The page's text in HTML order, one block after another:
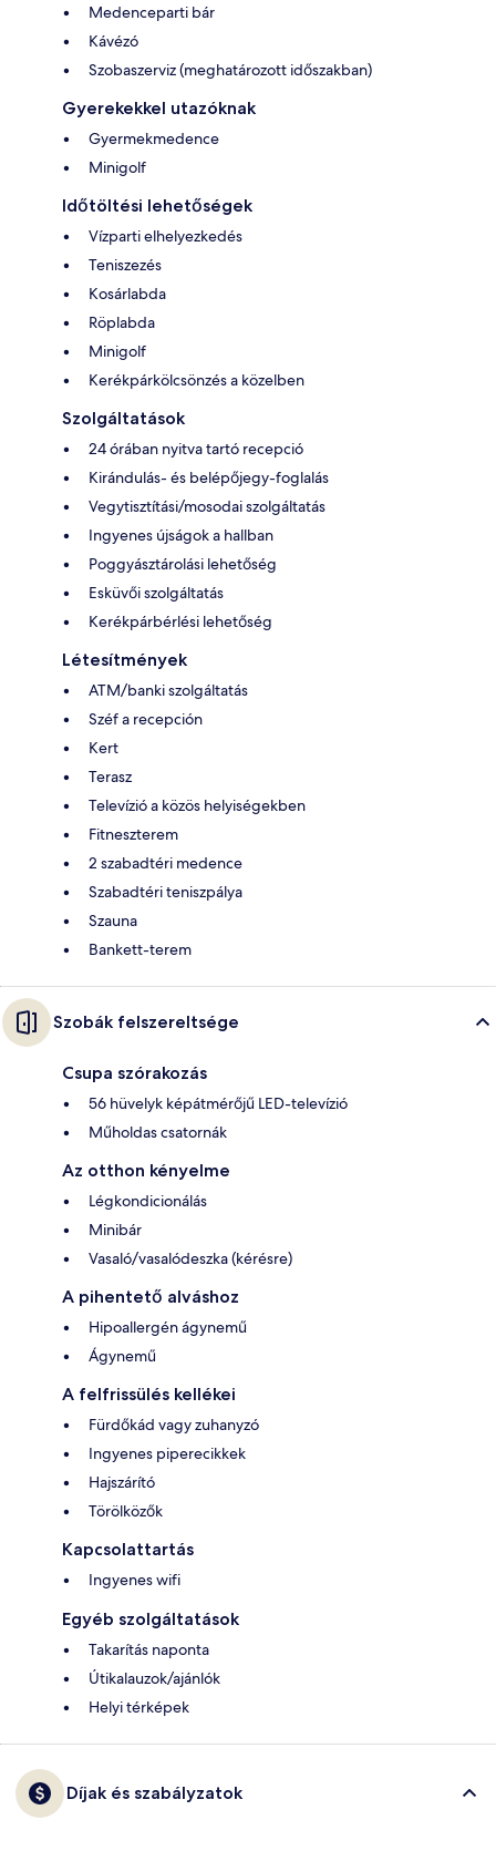
Medenceparti bár
Kávézó
Szobaszerviz (meghatározott időszakban)
Gyerekekkel utazóknak
Gyermekmedence
Minigolf
Időtöltési lehetőségek
Vízparti elhelyezkedés
Teniszezés
Kosárlabda
Röplabda
Minigolf
Kerékpárkölcsönzés a közelben
Szolgáltatások
24 órában nyitva tartó recepció
Kirándulás- és belépőjegy-foglalás
Vegytisztítási/mosodai szolgáltatás
Ingyenes újságok a hallban
Poggyásztárolási lehetőség
Esküvői szolgáltatás
Kerékpárbérlési lehetőség
Létesítmények
ATM/banki szolgáltatás
Széf a recepción
Kert
Terasz
Televízió a közös helyiségekben
Fitneszterem
2 szabadtéri medence
Szabadtéri teniszpálya
Szauna
Bankett-terem
Szobák felszereltsége
Csupa szórakozás
56 hüvelyk képátmérőjű LED-televízió
Műholdas csatornák
Az otthon kényelme
Légkondicionálás
Minibár
Vasaló/vasalódeszka (kérésre)
A pihentető alváshoz
Hipoallergén ágynemű
Ágynemű
A felfrissülés kellékei
Fürdőkád vagy zuhanyzó
Ingyenes piperecikkek
Hajszárító
Törölközők
Kapcsolattartás
Ingyenes wifi
Egyéb szolgáltatások
Takarítás naponta
Útikalauzok/ajánlók
Helyi térképek
Díjak és szabályzatok